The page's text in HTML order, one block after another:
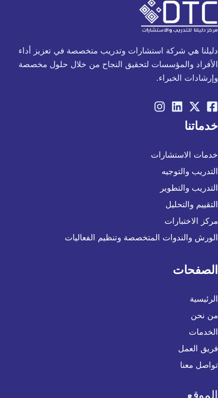
دليلنا هي شركة استشارات وتدريب متخصصة في تعزيز أداء
الأفراد والمؤسسات لتحقيق النجاح من خلال حلول مخصصة
وإرشادات الخبراء.
خدماتنا
خدمات الاستشارات
التدريب والتوجيه
التدريب والتطوير
التقييم والتحليل
مركز الاختبارات
الورش والندوات المتخصصة وتنظيم الفعاليات
الصفحات
الرئيسية
من نحن
الخدمات
فريق العمل
تواصل معنا
الموقع